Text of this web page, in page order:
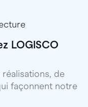
LOGISCO
de
façonnent notre